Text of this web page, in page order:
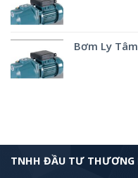
Bơm Ly
TNHH ĐẦU TƯ THƯƠNG